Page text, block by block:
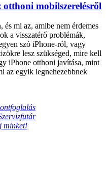
mobilszerelésről
mi az, amibe nem érdemes
a visszatérő problémák,
szó iPhone-ról, vagy
lesz szükséged, mire kell
iPhone otthoni javítása, mint
az egyik legnehezebbnek
minket!